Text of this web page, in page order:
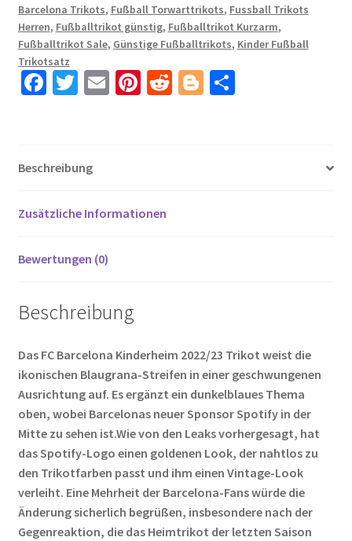
Set
mit
Aufdruck
F.DE
JONG
Barcelona Trikots, Fußball Torwarttrikots, Fussball Trikots
Herren, Fußballtrikot günstig, Fußballtrikot Kurzarm,
Fußballtrikot Sale, Günstige Fußballtrikots, Kinder Fußball
Trikotsatz
Fa
o
k
T
er
E Pi R Bl T
Beschreibung
Zusätzliche Informationen
Bewertungen (0)
Beschreibung
Das FC Barcelona Kinderheim 2022/23 Trikot weist die
ikonischen Blaugrana-Streifen in einer geschwungenen
Ausrichtung auf. Es ergänzt ein dunkelblaues Thema
oben, wobei Barcelonas neuer Sponsor Spotify in der
Mitte zu sehen ist.Wie von den Leaks vorhergesagt, hat
das Spotify-Logo einen goldenen Look, der nahtlos zu
den Trikotfarben passt und ihm einen Vintage-Look
verleiht. Eine Mehrheit der Barcelona-Fans würde die
Änderung sicherlich begrüßen, insbesondere nach der
Gegenreaktion, die das Heimtrikot der letzten Saison